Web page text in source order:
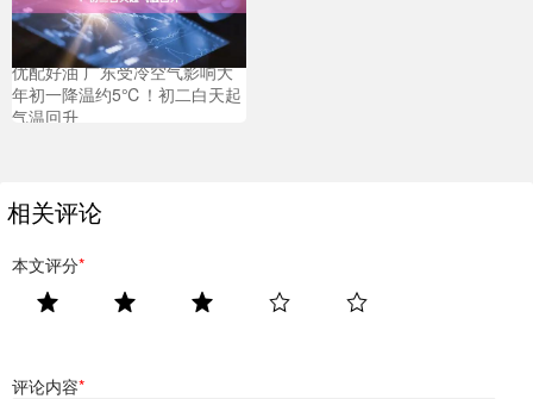
优配好油 广东受冷空气影响大
年初一降温约5℃！初二白天起
气温回升
相关评论
本文评分*
评论内容*